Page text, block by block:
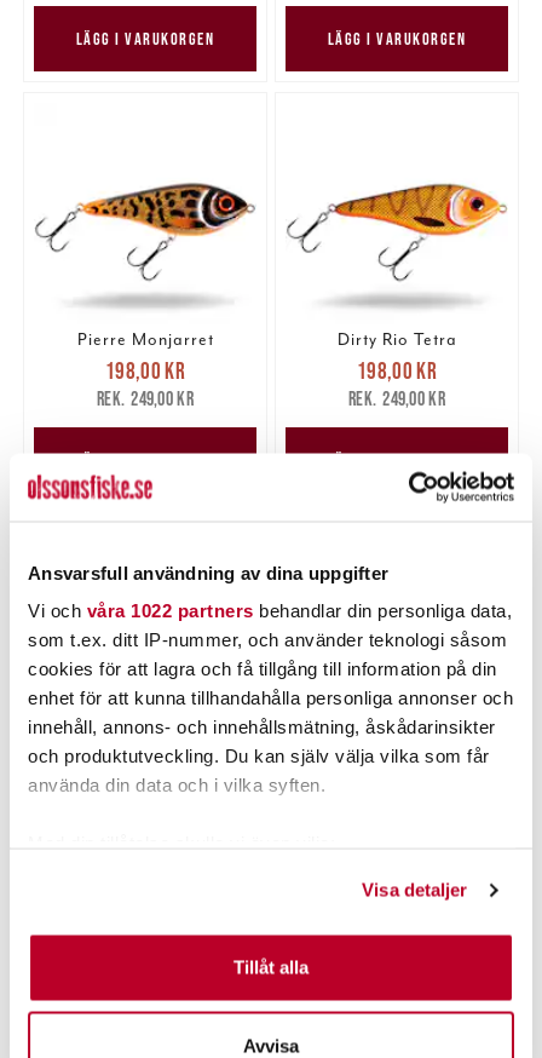
Ansvarsfull användning av dina uppgifter
Vi och våra 1022 partners behandlar din personliga data,
som t.ex. ditt IP-nummer, och använder teknologi såsom
cookies för att lagra och få tillgång till information på din
enhet för att kunna tillhandahålla personliga annonser och
innehåll, annons- och innehållsmätning, åskådarinsikter
och produktutveckling. Du kan själv välja vilka som får
använda din data och i vilka syften.
Identifiera din enhet genom att aktivt skanna den för
specifika kännetecken (fingeravtryck)
Ta reda på mer om hur dina personliga uppgifter
Visa detaljer
Tillåt alla
Avvisa
LÄGG I VARUKORGEN LÄGG I VARUKORGEN
Pierre Monjarret
Nuvarande pris
198,00 krTidigare pris
249,00 kr
198,00 kr
249,00 kr
LÄGG I VARUKORGEN
Dirty Rio Tetra
Nuvarande pris
198,00 krTidigare pris
249,00 kr
198,00 kr
249,00 kr
LÄGG I VARUKORGEN
Neon Tiger Tetra
Nuvarande pris
198,00 kr
Tiger Cichlid
LÄGG I VARUKORGEN